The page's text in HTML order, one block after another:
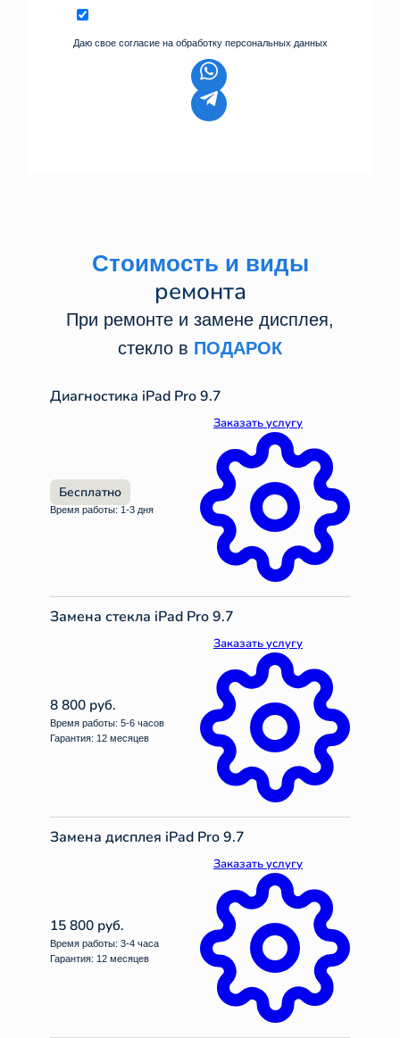
Даю свое согласие на обработку персональных данных
Стоимость и виды
ремонта
При ремонте и замене дисплея,
стекло в ПОДАРОК
Диагностика iPad Pro 9.7
Бесплатно
Время работы: 1-3 дня
Заказать услугу
Замена стекла iPad Pro 9.7
8 800 руб.
Время работы: 5-6 часов
Гарантия: 12 месяцев
Заказать услугу
Замена дисплея iPad Pro 9.7
15 800 руб.
Время работы: 3-4 часа
Гарантия: 12 месяцев
Заказать услугу